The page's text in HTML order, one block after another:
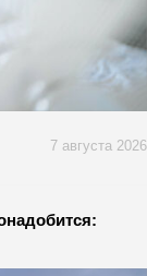
7 августа 2026